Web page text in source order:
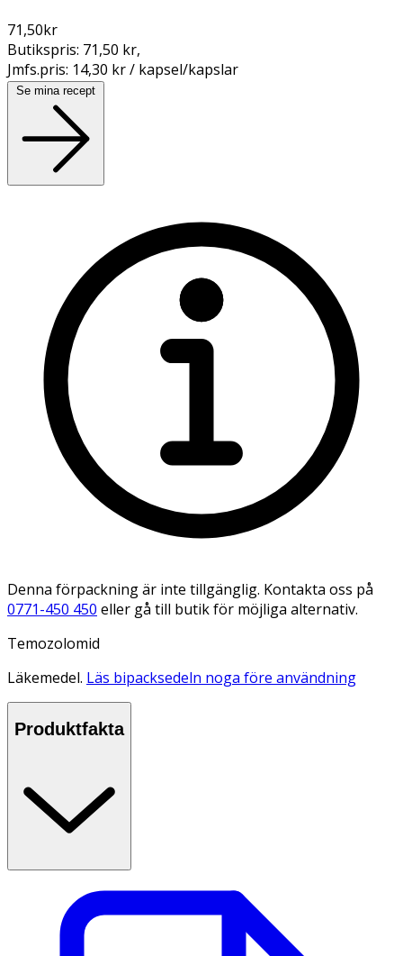
71,50kr
Butikspris: 71,50 kr,
Jmfs.pris: 14,30 kr / kapsel/kapslar
Se mina recept
Denna förpackning är inte tillgänglig. Kontakta oss på
0771-450 450 eller gå till butik för möjliga alternativ.
Temozolomid
Läkemedel. Läs bipacksedeln noga före användning
Produktfakta